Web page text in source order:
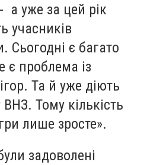
а уже за цей рік
учасників
Сьогодні є багато
є проблема із
Та й уже діють
Тому кількість
лише зросте».
задоволені